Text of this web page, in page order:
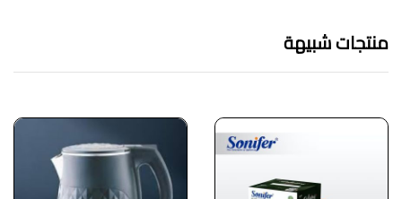
منتجات شبيهة